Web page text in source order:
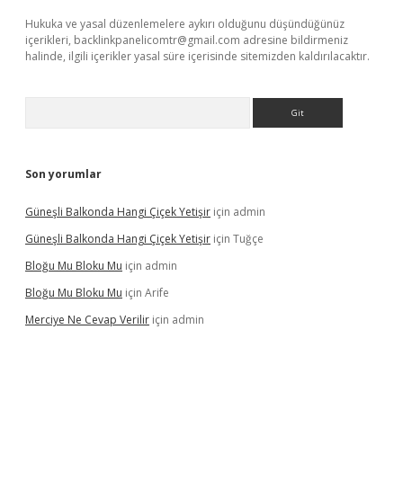
Hukuka ve yasal düzenlemelere aykırı olduğunu düşündüğünüz
içerikleri, backlinkpanelicomtr@gmail.com adresine bildirmeniz
halinde, ilgili içerikler yasal süre içerisinde sitemizden kaldırılacaktır.
Son yorumlar
Güneşli Balkonda Hangi Çiçek Yetişir için admin
Güneşli Balkonda Hangi Çiçek Yetişir için Tuğçe
Bloğu Mu Bloku Mu için admin
Bloğu Mu Bloku Mu için Arife
Merciye Ne Cevap Verilir için admin